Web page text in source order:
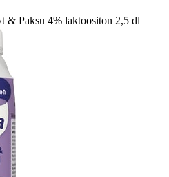
& Paksu 4% laktoositon 2,5 dl